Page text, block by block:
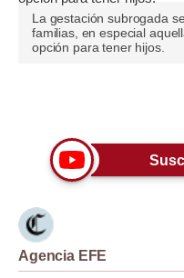
Pregunta de hoy
Blogs
Viajes
Estilos
Mundo
La gestación subrogada
familias, en especial
opción para tener hijos.
Agencia EFE